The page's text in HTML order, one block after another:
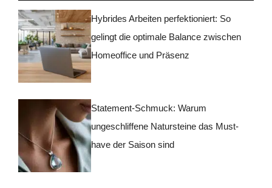
Hybrides Arbeiten perfektioniert: So
gelingt die optimale Balance zwischen
Homeoffice und Präsenz
Statement-Schmuck: Warum
ungeschliffene Natursteine das Must-
have der Saison sind